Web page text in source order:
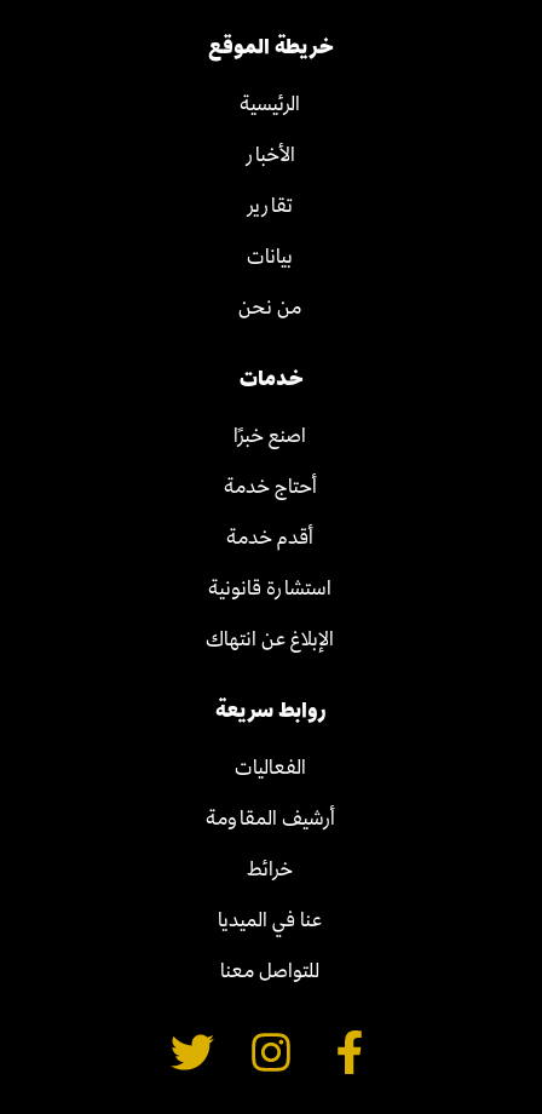
خريطة الموقع
الرئيسية
الأخبار
تقارير
بيانات
من نحن
خدمات
اصنع خبرًا
أحتاج خدمة
أقدم خدمة
استشارة قانونية
الإبلاغ عن انتهاك
روابط سريعة
الفعاليات
أرشيف المقاومة
خرائط
عنا في الميديا
للتواصل معنا